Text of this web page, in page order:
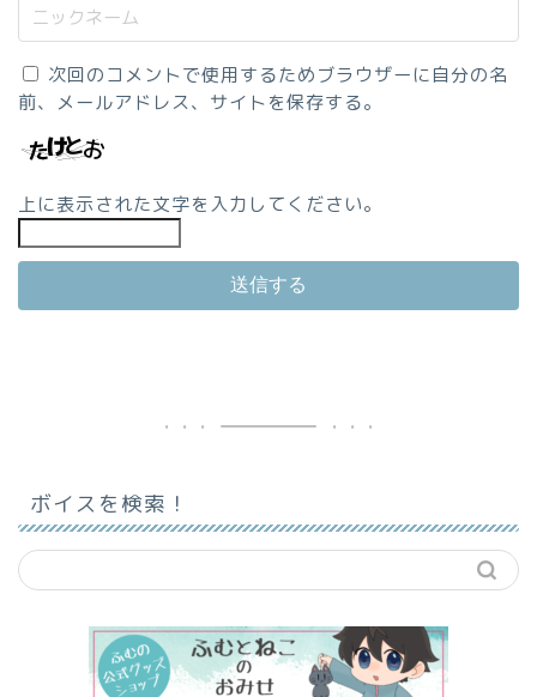
次回のコメントで使用するためブラウザーに自分の名
前、メールアドレス、サイトを保存する。
上に表示された文字を入力してください。
ボイスを検索！